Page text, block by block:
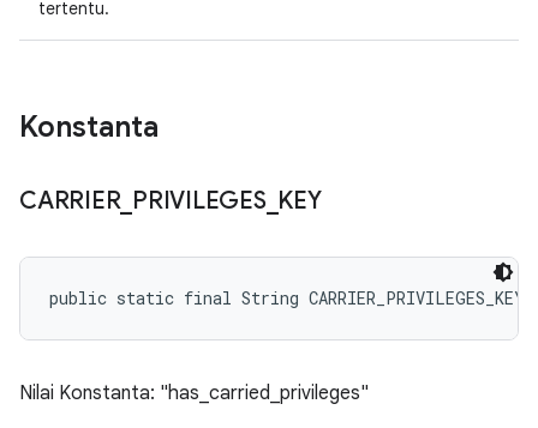
tertentu.
Konstanta
CARRIER_ PRIVILEGES_ KEY
public static final String CARRIER_PRIVILEGES_KEY
Nilai Konstanta: "has_carried_privileges"